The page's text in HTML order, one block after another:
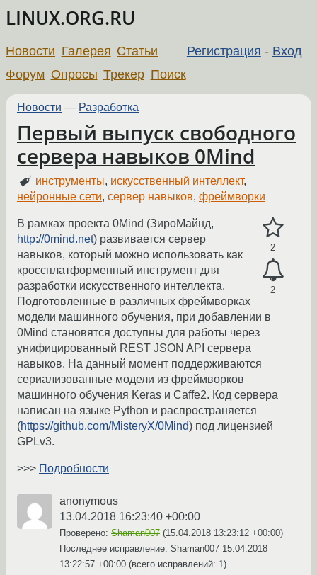
LINUX.ORG.RU
Регистрация - Вход
Новости Галерея Статьи
Форум Опросы Трекер Поиск
Новости — Разработка
Первый выпуск свободного
сервера навыков 0Mind
инструменты, искусственный интеллект,
нейронные сети, сервер навыков, фреймворки
2
2
В рамках проекта 0Mind (ЗироМайнд,
http://0mind.net) развивается сервер
навыков, который можно использовать как
кроссплатформенный инструмент для
разработки искусственного интеллекта.
Подготовленные в различных фреймворках
модели машинного обучения, при добавлении в
0Mind становятся доступны для работы через
унифицированный REST JSON API сервера
навыков. На данный момент поддерживаются
сериализованные модели из фреймворков
машинного обучения Keras и Caffe2. Код сервера
написан на языке Python и распространяется
(https://github.com/MisteryX/0Mind) под лицензией
GPLv3.
>>> Подробности
anonymous
13.04.2018 16:23:40 +00:00
Проверено: Shaman007 (15.04.2018 13:23:12 +00:00)
Последнее исправление: Shaman007 15.04.2018
13:22:57 +00:00 (всего исправлений: 1)